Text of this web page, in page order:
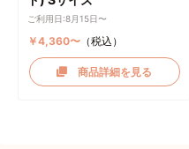
ご利用日:8月15日〜
￥4,360〜（税込）
商品詳細を見る